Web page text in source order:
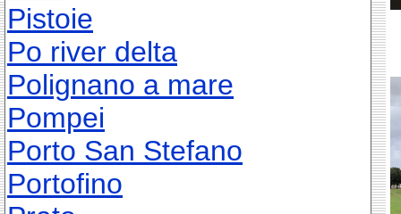
Pistoie
Po river delta
Polignano a mare
Pompei
Porto San Stefano
Portofino